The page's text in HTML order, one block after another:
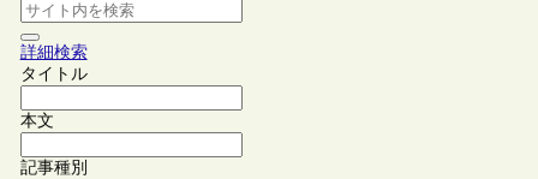
詳細検索
タイトル
本文
記事種別